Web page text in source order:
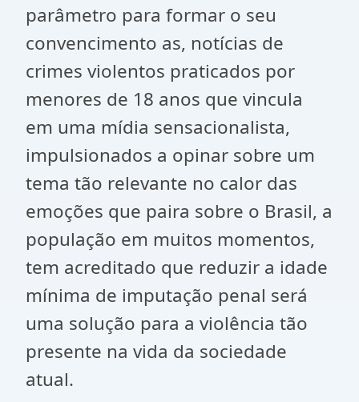
parâmetro para formar o seu
convencimento as, notícias de
crimes violentos praticados por
menores de 18 anos que vincula
em uma mídia sensacionalista,
impulsionados a opinar sobre um
tema tão relevante no calor das
emoções que paira sobre o Brasil, a
população em muitos momentos,
tem acreditado que reduzir a idade
mínima de imputação penal será
uma solução para a violência tão
presente na vida da sociedade
atual.